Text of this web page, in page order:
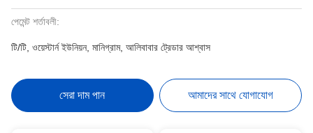
পেমেন্ট শর্তাবলী:
টি/টি, ওয়েস্টার্ন ইউনিয়ন, মানিগ্রাম, আলিবাবার ট্রেডার আশ্বাস
সেরা দাম পান আমাদের সাথে যোগাযোগ